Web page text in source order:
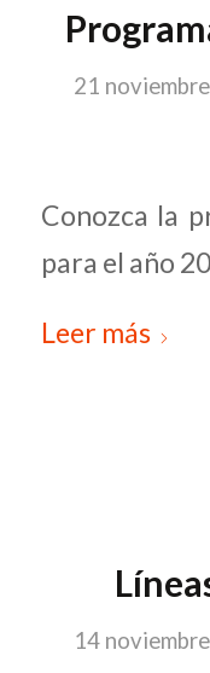
21
Conozca la
para el año
Leer más
14